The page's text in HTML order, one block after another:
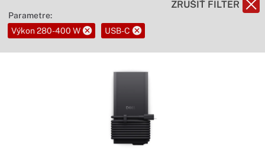
Parametre:
Výkon 280-400 W
USB-C
ZRUŠIŤ FILTER